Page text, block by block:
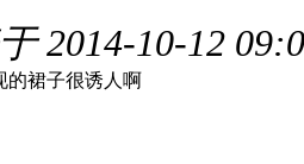
2014-10-12
的裙子很诱人啊